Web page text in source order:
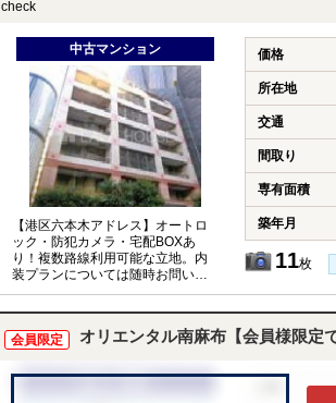
check
中古マンション
【港区六本木アドレス】オートロ
ック・防犯カメラ・宅配BOXあ
り！複数路線利用可能な立地。内
装プランについては随時お問い合
わせください。
価格
所在地
交通
間取り
専有面積
築年月
11枚
会員限定 オリエンタル南麻布【会員様限定